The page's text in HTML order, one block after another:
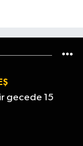
gecede 15